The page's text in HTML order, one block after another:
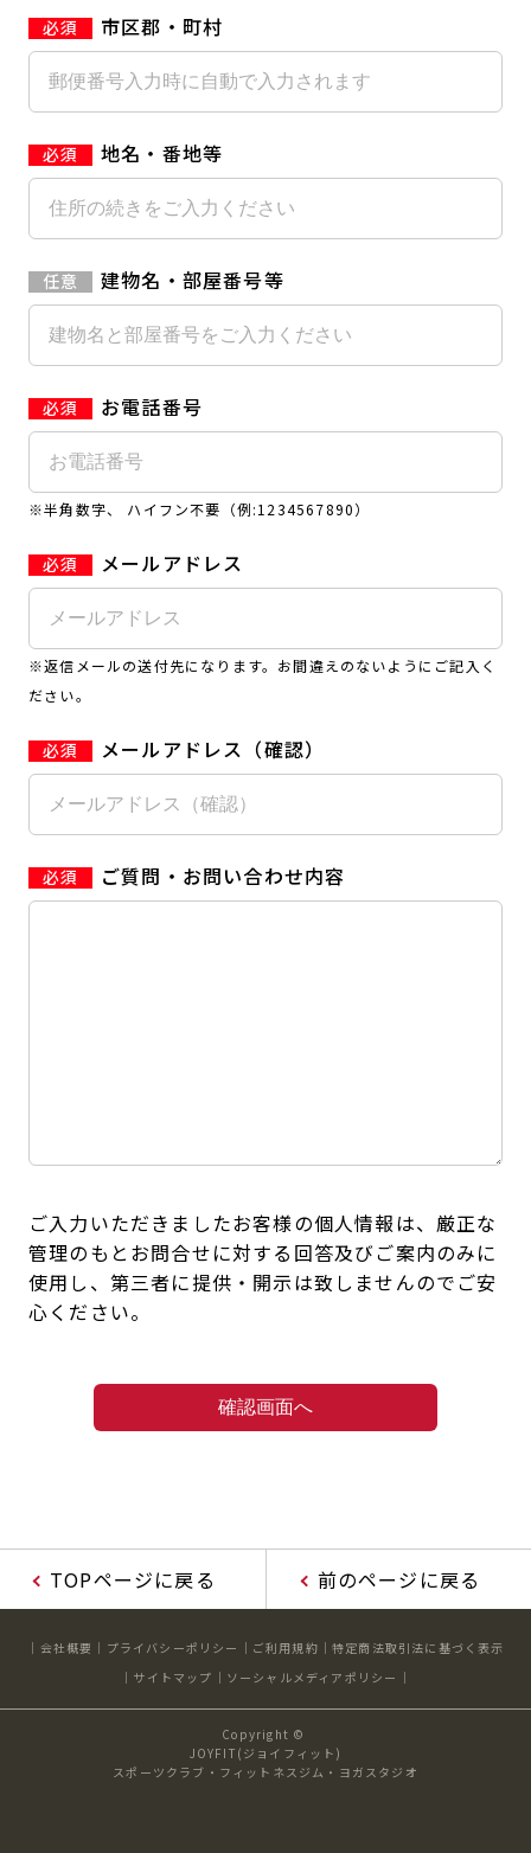
市区郡・町村
地名・番地等
建物名・部屋番号等
お電話番号
※半角数字、 ハイフン不要（例:1234567890）
メールアドレス
※返信メールの送付先になります。お間違えのないようにご記入く
ださい。
メールアドレス（確認）
ご質問・お問い合わせ内容
ご入力いただきましたお客様の個人情報は、厳正な
管理のもとお問合せに対する回答及びご案内のみに
使用し、第三者に提供・開示は致しませんのでご安
心ください。
TOPページに戻る 前のページに戻る
会社概要 プライバシーポリシー ご利用規約
特定商法取引法に基づく表示
サイトマップ
ソーシャルメディアポリシー
Copyright ©
JOYFIT(ジョイフィット)
スポーツクラブ・フィットネスジム・ヨガスタジオ